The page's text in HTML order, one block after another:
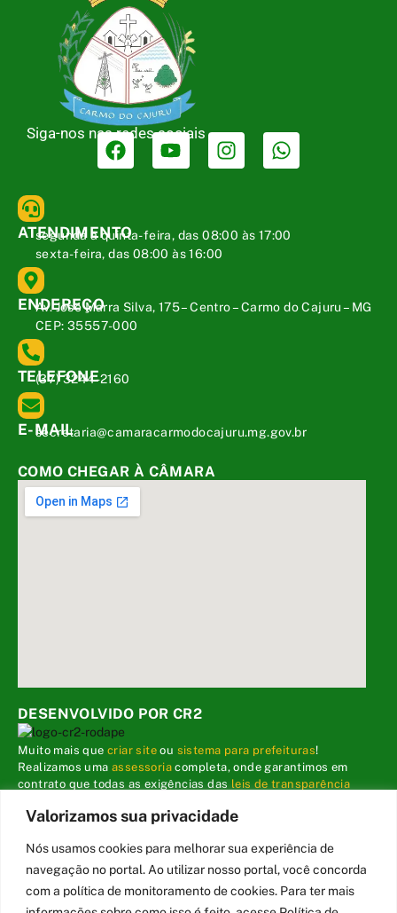
Valorizamos sua privacidade
Nós usamos cookies para melhorar sua experiência de
navegação no portal. Ao utilizar nosso portal, você concorda
com a política de monitoramento de cookies. Para ter mais
Siga-nos nas redes sociais
ATENDIMENTO
segunda a quinta-feira, das 08:00 às 17:00
sexta-feira, das 08:00 às 16:00
ENDEREÇO
Av. José Marra Silva, 175 – Centro – Carmo do Cajuru – MG
CEP: 35557-000
TELEFONE
(37) 3244-2160
E-MAIL
secretaria@camaracarmodocajuru.mg.gov.br
COMO CHEGAR À CÂMARA
DESENVOLVIDO POR CR2
Muito mais quecriar site ou sistema para prefeituras!
Realizamos umaassessoria completa, onde garantimos em
contrato que todas as exigências das leis de transparência